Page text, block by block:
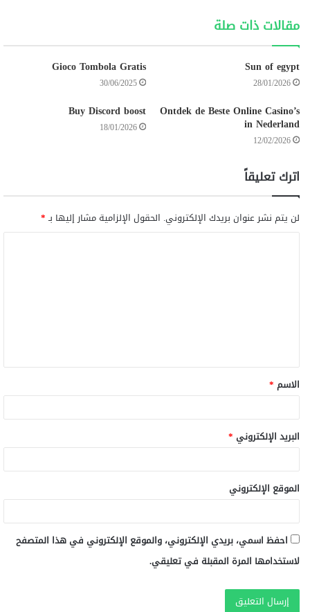
مقالات ذات صلة
Sun of egypt
28/01/2026
Gioco Tombola Gratis
30/06/2025
Ontdek de Beste Online Casino’s
in Nederland
12/02/2026
Buy Discord boost
18/01/2026
اترك تعليقاً
لن يتم نشر عنوان بريدك الإلكتروني. الحقول الإلزامية مشار إليها بـ*
ق
*
الاسم *
البريد الإلكتروني *
الموقع الإلكتروني
احفظ اسمي، بريدي الإلكتروني، والموقع الإلكتروني في هذا المتصفح
لاستخدامها المرة المقبلة في تعليقي.